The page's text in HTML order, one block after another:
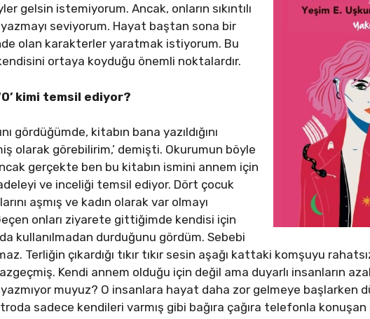
gelsin istemiyorum. Ancak, onların sıkıntılı
seviyorum. Hayat baştan sona bir
olan karakterler yaratmak istiyorum. Bu
ortaya koyduğu önemli noktalardır.
kimi temsil ediyor?
gördüğümde, kitabın bana yazıldığını
olarak görebilirim,’ demişti. Okurumun böyle
gerçekte ben bu kitabın ismini annem için
ve inceliği temsil ediyor. Dört çocuk
aşmış ve kadın olarak var olmayı
onları ziyarete gittiğimde kendisi için
kullanılmadan durduğunu gördüm. Sebebi
Terliğin çıkardığı tıkır tıkır sesin aşağı kattaki komşuyu
Kendi annem olduğu için değil ama duyarlı insanların
muyuz? O insanlara hayat daha zor gelmeye başlarken
sadece kendileri varmış gibi bağıra çağıra telefonla konuşan